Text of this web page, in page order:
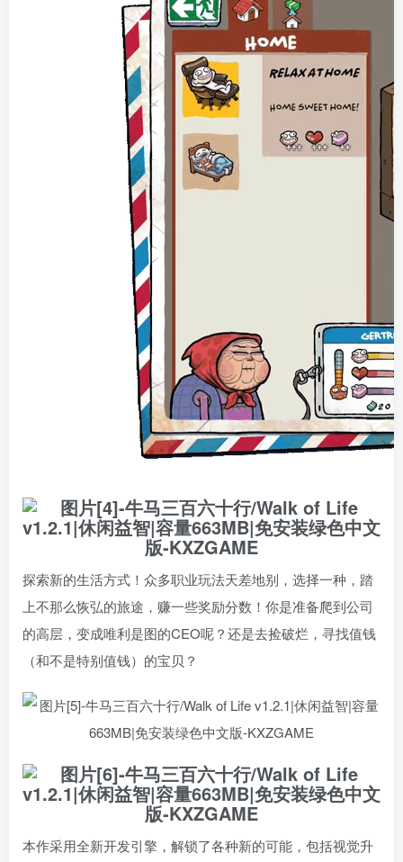
探索新的生活方式！众多职业玩法天差地别，选择一种，踏
上不那么恢弘的旅途，赚一些奖励分数！你是准备爬到公司
的高层，变成唯利是图的CEO呢？还是去捡破烂，寻找值钱
（和不是特别值钱）的宝贝？
本作采用全新开发引擎，解锁了各种新的可能，包括视觉升